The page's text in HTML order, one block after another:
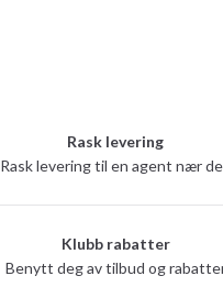
Rask levering
Rask levering til en agent nær
Klubb rabatter
Benytt deg av tilbud og